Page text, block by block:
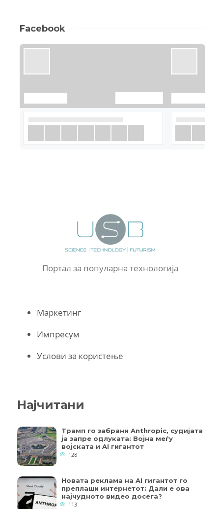
Facebook
Портал за популарна технологија
Маркетинг
Импресум
Услови за користење
Најчитани
Трамп го забрани Anthropic, судијата
ја запре одлуката: Војна меѓу
војската и AI гигантот
128
Новата реклама на AI гигантот го
преплаши интернетот: Дали е ова
најчудното видео досега?
113